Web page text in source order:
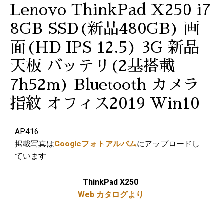
Lenovo ThinkPad X250 i7
8GB SSD(新品480GB) 画
面(HD IPS 12.5) 3G 新品
天板 バッテリ(2基搭載
7h52m) Bluetooth カメラ
指紋 オフィス2019 Win10
AP416
掲載写真はGoogleフォトアルバムにアップロードし
ています
ThinkPad X250
Web カタログより